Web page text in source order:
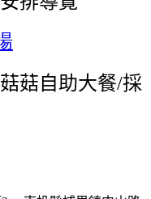
菇菇自助大餐/採